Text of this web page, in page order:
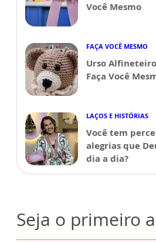
Você Mesmo
FAÇA VOCÊ MESMO
Urso
Faça Você
LAÇOS E HISTÓRIAS
Você tem
alegrias que
dia a dia?
Seja o primeiro